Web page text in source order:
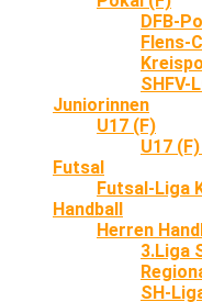
DFB-
Flens-
SHFV-
Juniorinnen
U17 (F)
U17
Futsal
Futsal-Liga
Handball
Herren
3.Liga
SH-